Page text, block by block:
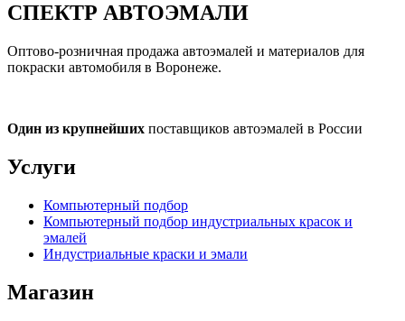
СПЕКТР АВТОЭМАЛИ
Оптово-розничная продажа автоэмалей и материалов для
покраски автомобиля в Воронеже.
Один из крупнейших поставщиков автоэмалей в России
Услуги
Компьютерный подбор
Компьютерный подбор индустриальных красок и
эмалей
Индустриальные краски и эмали
Магазин